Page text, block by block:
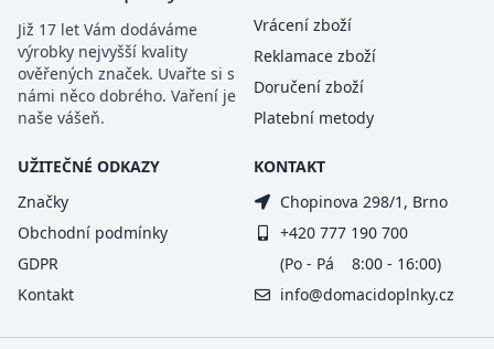
Již 17 let Vám dodáváme
výrobky nejvyšší kvality
ověřených značek. Uvařte si s
námi něco dobrého. Vaření je
naše vášeň.
Vrácení zboží
Reklamace zboží
Doručení zboží
Platební metody
UŽITEČNÉ ODKAZY
Značky
Obchodní podmínky
GDPR
Kontakt
KONTAKT
Chopinova 298/1, Brno
+420 777 190 700
(Po - Pá 8:00 - 16:00)
info@domacidoplnky.cz